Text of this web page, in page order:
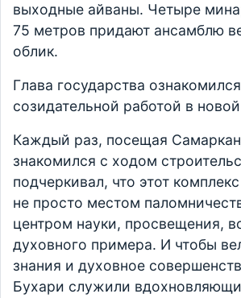
выходные айваны. Четыре
75 метров придают ансамблю
облик.
Глава государства
созидательной работой в
Каждый раз, посещая
знакомился с ходом
подчеркивал, что этот
не просто местом
центром науки, просвещения,
духовного примера. И чтобы
знания и духовное
Бухари служили